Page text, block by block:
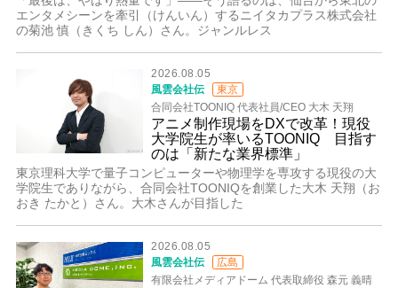
エンタメシーンを牽引（けんいん）するニイタカプラス株式会社
の菊池 慎（きくち しん）さん。ジャンルレス
2026.08.05
風雲会社伝
東京
合同会社TOONIQ 代表社員/CEO 大木 天翔
アニメ制作現場をDXで改革！現役
大学院生が率いるTOONIQ 目指す
のは「新たな業界標準」
東京理科大学で量子コンピューターや物理学を専攻する現役の大
学院生でありながら、合同会社TOONIQを創業した大木 天翔（お
おき たかと）さん。大木さんが目指した
2026.08.05
風雲会社伝
広島
有限会社メディアドーム 代表取締役 森元 義晴